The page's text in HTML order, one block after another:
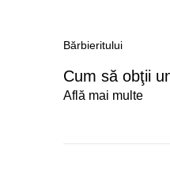
Bărbieritului
Cum să obţii
Află mai multe